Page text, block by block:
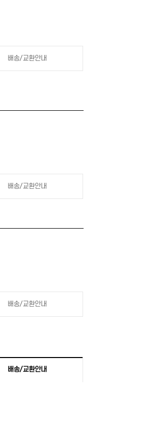
배송/교환안내
배송/교환안내
배송/교환안내
배송/교환안내